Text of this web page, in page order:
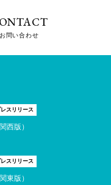
お問い合わせ
西版）
スリリース
東版）
スリリース